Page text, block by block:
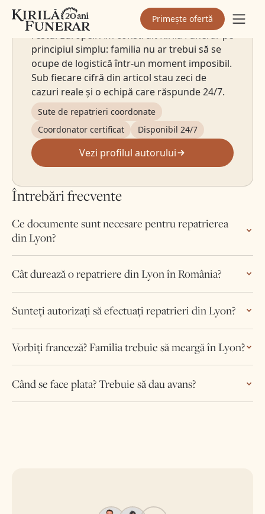
Primește ofertă
De peste 20 de ani coordonez personal
repatrieri din Anglia, Germania, Italia și
restul Europei. Am construit Kirilă Funerar pe
principiul simplu: familia nu ar trebui să se
ocupe de logistică într-un moment imposibil.
Sub fiecare cifră din articol stau zeci de
cazuri reale și o echipă care răspunde 24/7.
Sute de repatrieri coordonate
Coordonator certificat
Disponibil 24/7
Vezi profilul autorului
Întrebări frecvente
Ce documente sunt necesare pentru repatrierea
din Lyon?
Cât durează o repatriere din Lyon în România?
Sunteți autorizați să efectuați repatrieri din Lyon?
Vorbiți franceză? Familia trebuie să meargă în Lyon?
Când se face plata? Trebuie să dau avans?